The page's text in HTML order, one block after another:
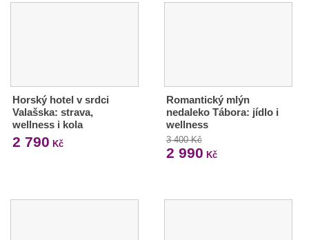
Horský hotel v srdci
Valašska: strava,
wellness i kola
2 790 Kč
Romantický mlýn
nedaleko Tábora: jídlo i
wellness
3 400 Kč
2 990 Kč